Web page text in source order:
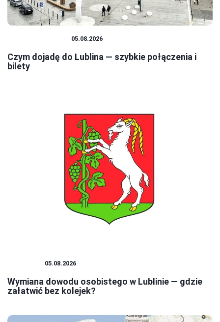
05.08.2026
Czym dojadę do Lublina — szybkie połączenia i
bilety
05.08.2026
Wymiana dowodu osobistego w Lublinie — gdzie
załatwić bez kolejek?